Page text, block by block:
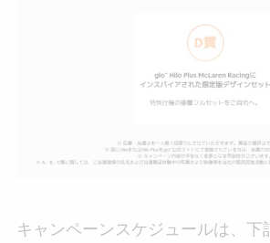
キャンペーンスケジュールは、下